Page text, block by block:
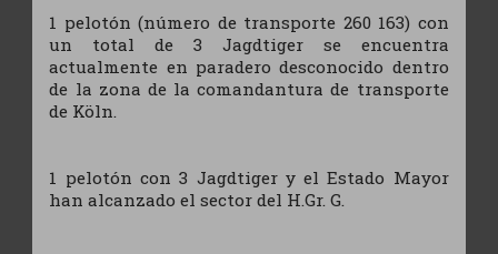
1 pelotón (número de transporte 260 163) con
un total de 3 Jagdtiger se encuentra
actualmente en paradero desconocido dentro
de la zona de la comandantura de transporte
de Köln.
1 pelotón con 3 Jagdtiger y el Estado Mayor
han alcanzado el sector del H.Gr. G.